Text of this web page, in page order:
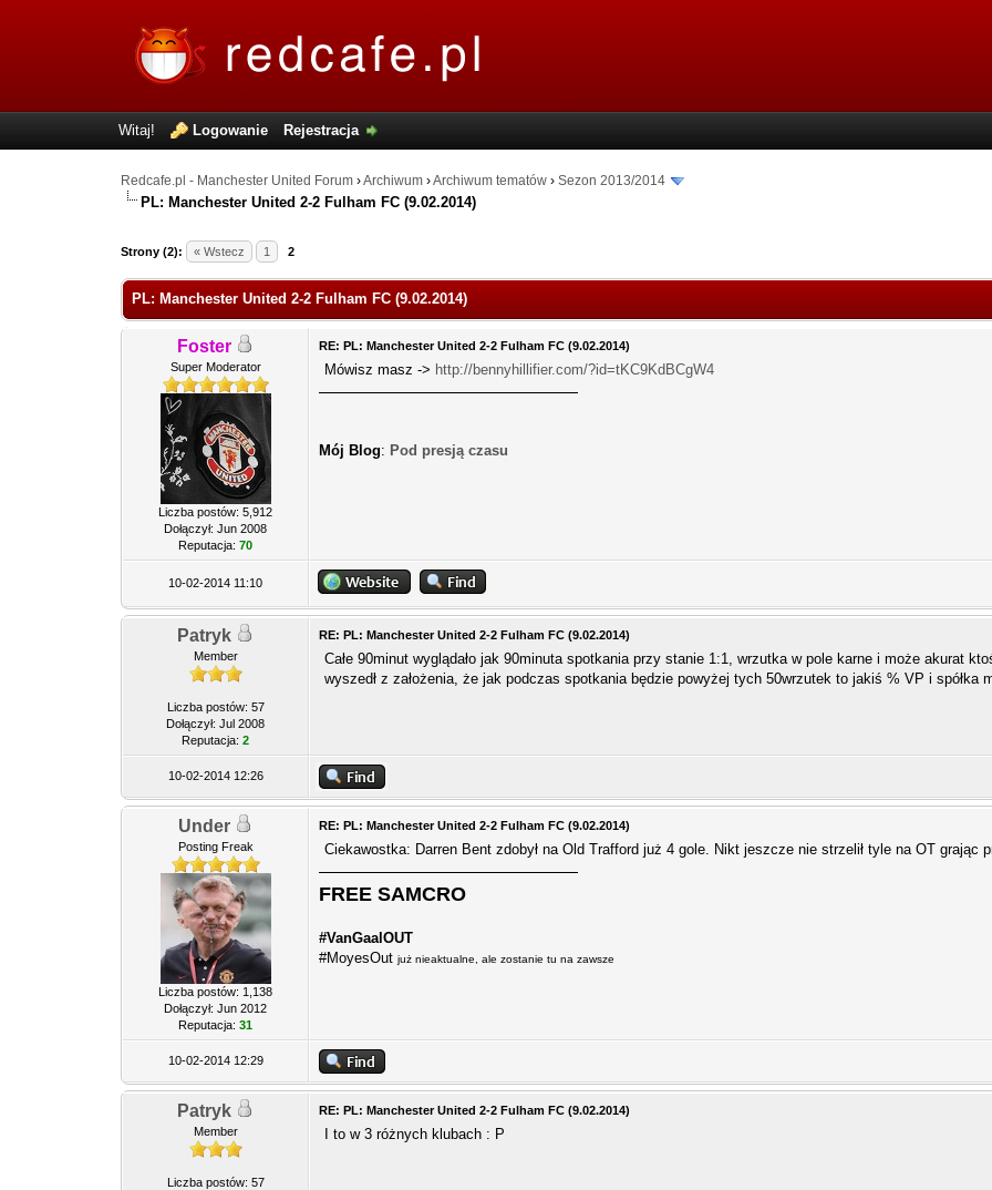
Witaj! Logowanie Rejestracja
Redcafe.pl - Manchester United Forum ›Archiwum ›Archiwum tematów ›Sezon 2013/2014
PL: Manchester United 2-2 Fulham FC (9.02.2014)
Strony (2): « Wstecz 1 2
0 Głosów - 0 Średnio
PL: Manchester United 2-2 Fulham FC (9.02.2014)
Foster
Super Moderator
Liczba postów: 5,912
Dołączył: Jun 2008
Reputacja:70
RE: PL: Manchester United 2-2 Fulham FC (9.02.2014)
Mówisz masz -> http://bennyhillifier.com/?id=tKC9KdBCgW4
Mój Blog: Pod presją czasu
10-02-2014 11:10
Patryk
Member
Liczba postów: 57
Dołączył: Jul 2008
Reputacja:2
RE: PL: Manchester United 2-2 Fulham FC (9.02.2014)
Całe 90minut wyglądało jak 90minuta spotkania przy stanie 1:1, wrzutka w pole karne i może akurat
wyszedł z założenia, że jak podczas spotkania będzie powyżej tych 50wrzutek to jakiś % VP i spółka
10-02-2014 12:26
Under
Posting Freak
Liczba postów: 1,138
Dołączył: Jun 2012
Reputacja:31
RE: PL: Manchester United 2-2 Fulham FC (9.02.2014)
Ciekawostka: Darren Bent zdobył na Old Trafford już 4 gole. Nikt jeszcze nie strzelił tyle na OT grając
FREE SAMCRO
#VanGaalOUT
#MoyesOutjuż nieaktualne, ale zostanie tu na zawsze
10-02-2014 12:29
Patryk
Member
Liczba postów: 57
RE: PL: Manchester United 2-2 Fulham FC (9.02.2014)
I to w 3 różnych klubach : P